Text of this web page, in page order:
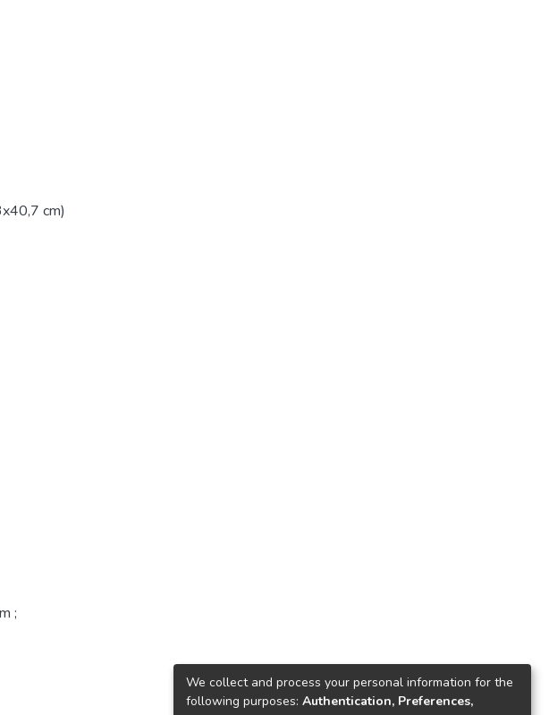
cm)
;
We collect and process your personal information for the
following purposes: Authentication, Preferences,